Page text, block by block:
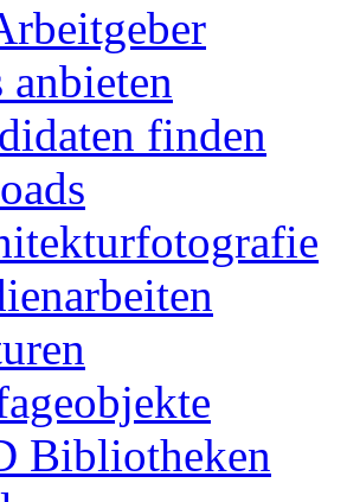
anbieten
finden
Bibliotheken